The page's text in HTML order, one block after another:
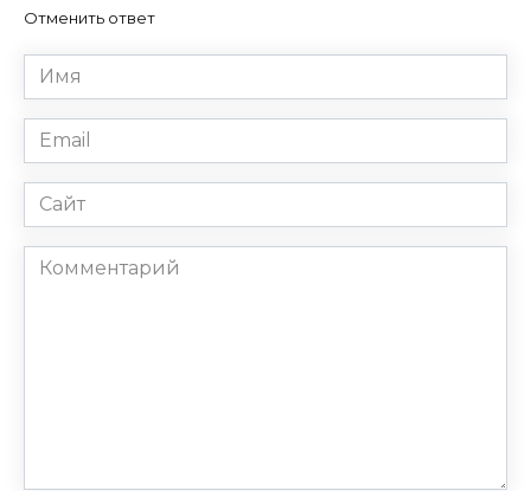
Отменить ответ
Имя
*
Email
*
Сайт
Комментарий